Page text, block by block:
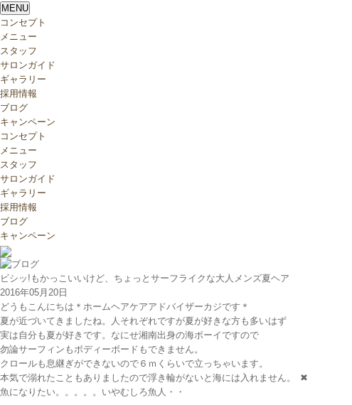
MENU
コンセプト
メニュー
スタッフ
サロンガイド
ギャラリー
採用情報
ブログ
キャンペーン
コンセプト
メニュー
スタッフ
サロンガイド
ギャラリー
採用情報
ブログ
キャンペーン
ビシッ!もかっこいいけど、ちょっとサーフライクな大人メンズ夏ヘア
2016年05月20日
どうもこんにちは＊ホームヘアケアアドバイザーカジです＊
夏が近づいてきましたね。人それぞれですが夏が好きな方も多いはず
実は自分も夏が好きです。なにせ湘南出身の海ボーイですので
勿論サーフィンもボディーボードもできません。
クロールも息継ぎができないので６ｍくらいで立っちゃいます。
本気で溺れたこともありましたので浮き輪がないと海には入れません。
✖
魚になりたい。。。。。いやむしろ魚人・・